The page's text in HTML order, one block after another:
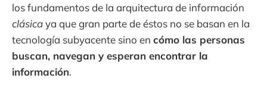
los fundamentos de la arquitectura de información
clásicaya que gran parte de éstos no se basan en la
tecnología subyacente sino en cómo las personas
buscan, navegan y esperan encontrar la
información.